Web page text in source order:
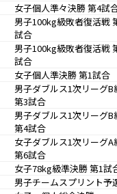
女子個人準々決勝 第4試
男子100kg級敗者復活戦
試合
男子100kg級敗者復活戦
試合
女子個人準決勝 第1試合
男子ダブルス1次リーグB
第3試合
男子ダブルス1次リーグB
第4試合
女子ダブルス1次リーグA
第6試合
女子78kg級準決勝 第1試
男子チームスプリント予